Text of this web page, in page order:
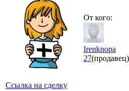
Ссылка на сделку
От кого:
Irenknopa
27(продавец)